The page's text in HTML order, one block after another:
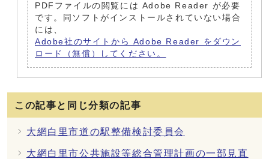
PDFファイルの閲覧には Adobe Reader が必要
です。同ソフトがインストールされていない場合
には、
Adobe社のサイトから Adobe Reader をダウン
ロード（無償）してください。
この記事と同じ分類の記事
大網白里市道の駅整備検討委員会
大網白里市公共施設等総合管理計画の一部見直